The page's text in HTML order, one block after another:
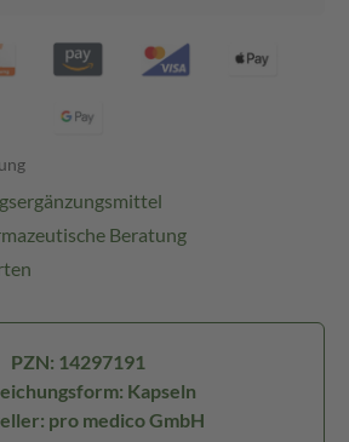
Beratung
PZN: 14297191
Kapseln
pro medico GmbH